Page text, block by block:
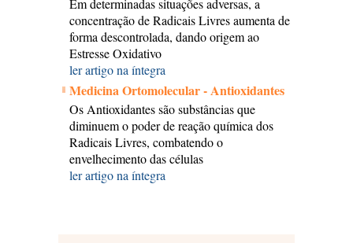
Em determinadas situações adversas, a
concentração de Radicais Livres aumenta de
forma descontrolada, dando origem ao
Estresse Oxidativo
ler artigo na íntegra
Medicina Ortomolecular - Antioxidantes
Os Antioxidantes são substâncias que
diminuem o poder de reação química dos
Radicais Livres, combatendo o
envelhecimento das células
ler artigo na íntegra